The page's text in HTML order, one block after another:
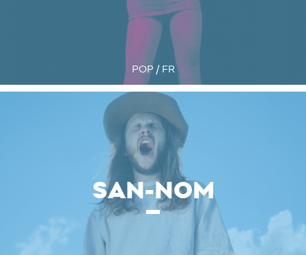
POP / FR
SAN-NOM